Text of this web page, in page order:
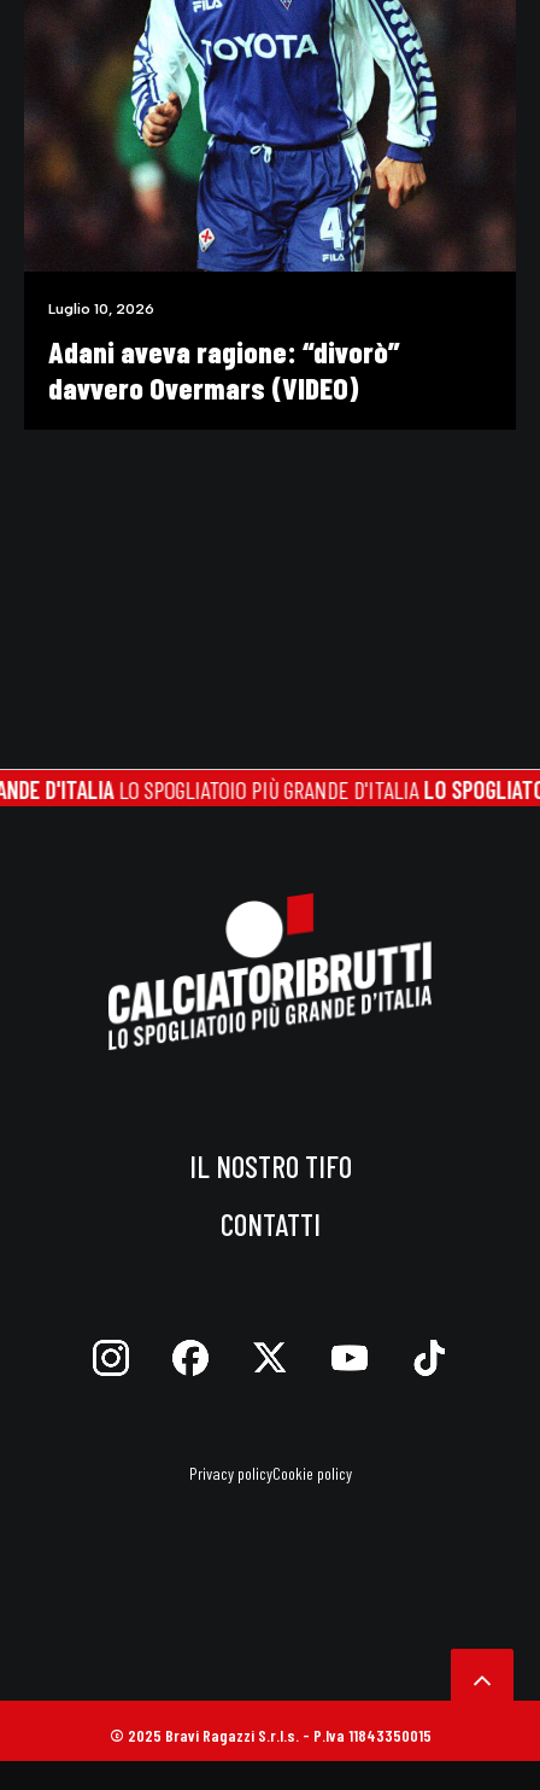
Luglio 10, 2026
Adani aveva ragione: “divorò”
davvero Overmars (VIDEO)
LO SPOGLIATOIO PIÙ GRANDE D'ITALIALO SPOGLIATOIO PIÙ
IL NOSTRO TIFO
CONTATTI
Privacy policyCookie policy
© 2025 Bravi Ragazzi S.r.l.s. - P.Iva 11843350015